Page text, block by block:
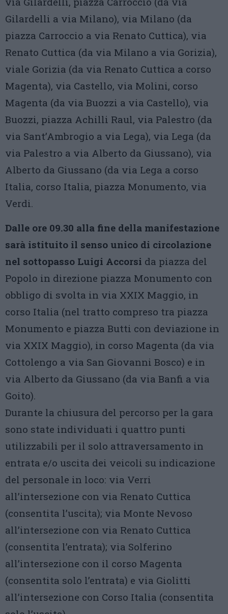
Gilardelli a via Milano), via Milano (da
piazza Carroccio a via Renato Cuttica), via
Renato Cuttica (da via Milano a via Gorizia),
viale Gorizia (da via Renato Cuttica a corso
Magenta), via Castello, via Molini, corso
Magenta (da via Buozzi a via Castello), via
Buozzi, piazza Achilli Raul, via Palestro (da
via Sant’Ambrogio a via Lega), via Lega (da
via Palestro a via Alberto da Giussano), via
Alberto da Giussano (da via Lega a corso
Italia, corso Italia, piazza Monumento, via
Verdi.
Dalle ore 09.30 alla fine della manifestazione
sarà istituito il senso unico di circolazione
nel sottopasso Luigi Accorsi da piazza del
Popolo in direzione piazza Monumento con
obbligo di svolta in via XXIX Maggio, in
corso Italia (nel tratto compreso tra piazza
Monumento e piazza Butti con deviazione in
via XXIX Maggio), in corso Magenta (da via
Cottolengo a via San Giovanni Bosco) e in
via Alberto da Giussano (da via Banfi a via
Goito).
Durante la chiusura del percorso per la gara
sono state individuati i quattro punti
utilizzabili per il solo attraversamento in
entrata e/o uscita dei veicoli su indicazione
del personale in loco: via Verri
all’intersezione con via Renato Cuttica
(consentita l’uscita); via Monte Nevoso
all’intersezione con via Renato Cuttica
(consentita l’entrata); via Solferino
all’intersezione con il corso Magenta
(consentita solo l’entrata) e via Giolitti
all’intersezione con Corso Italia (consentita